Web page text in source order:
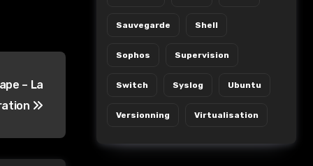
– La
Sauvegarde Shell
Sophos Supervision
Switch Syslog Ubuntu
Versionning Virtualisation